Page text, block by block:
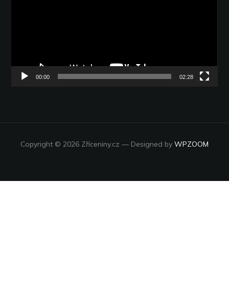
00:00 02:28
Copyright © 2026 Zříceniny.cz — Designed by WPZOOM